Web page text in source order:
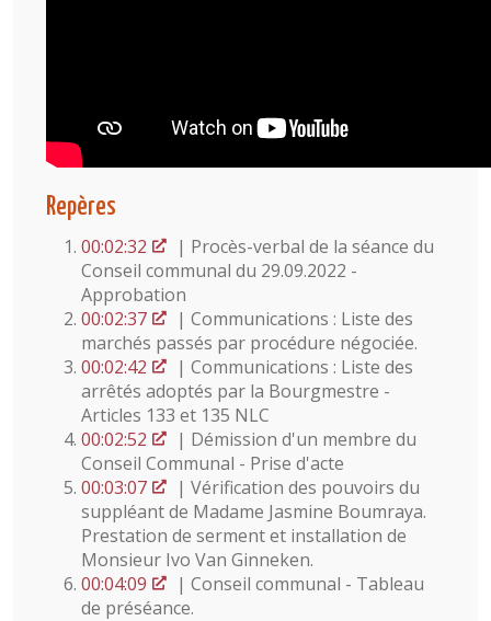
Repères
00:02:32
| Procès-verbal de la séance du
Conseil communal du 29.09.2022 -
Approbation
00:02:37
| Communications : Liste des
marchés passés par procédure négociée.
00:02:42
| Communications : Liste des
arrêtés adoptés par la Bourgmestre -
Articles 133 et 135 NLC
00:02:52
| Démission d'un membre du
Conseil Communal - Prise d'acte
00:03:07
| Vérification des pouvoirs du
suppléant de Madame Jasmine Boumraya.
Prestation de serment et installation de
Monsieur Ivo Van Ginneken.
00:04:09
| Conseil communal - Tableau
de préséance.